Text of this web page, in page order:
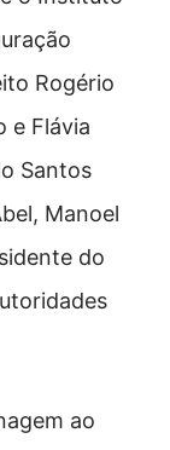
Rogério
e Flávia
Santos
Manoel
do
ao